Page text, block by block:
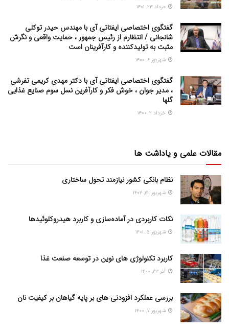
مرداد ۲۳, ۱۴۰۱
گفتگوی اختصاصی ایفتاتی آی با مهندس حیدر توکلی
شانجانی / انتظارم از رئیس جمهور ، حمایت واقعی و نگرش
مثبت به تولیدکننده و کارآفرینان است
شهریور ۶, ۱۴۰۰
گفتگوی اختصاصی ایفتاتی آی با دکتر مهدی کریمی تفرشی
، مدیر جوان ، خوش فکر و کارآفرین نسل سوم صنایع غذایی
گلها
خرداد ۲, ۱۴۰۰
مقالات علمی و یاداشت ها
نظام بانکی کشور نیازمند تحول ساختاری
شهریور ۲۲, ۱۴۰۲
نکات کاربردی در آماده‌سازی و کاربرد هیدروکلوئیدها
شهریور ۵, ۱۴۰۱
کاربرد تکنولوژی های نوین در توسعه صنعت غذا
آذر ۲۳, ۱۴۰۰
بررسی عملکرد افزودنی های بر پایه گیاهان بر کیفیت نان
شهریور ۷, ۱۴۰۰